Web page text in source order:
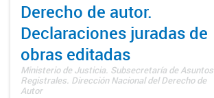
Derecho de autor.
Declaraciones juradas de
obras editadas
Ministerio de Justicia. Subsecretaría de Asuntos
Registrales. Dirección Nacional del Derecho de
Autor